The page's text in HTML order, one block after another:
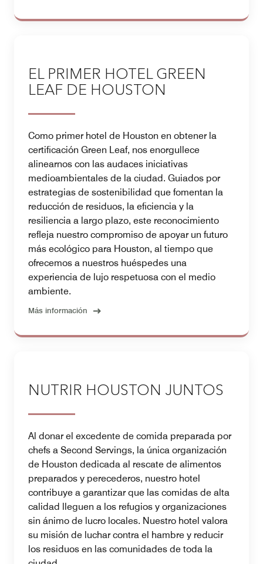
EL PRIMER HOTEL GREEN
LEAF DE HOUSTON
Como primer hotel de Houston en obtener la
certificación Green Leaf, nos enorgullece
alinearnos con las audaces iniciativas
medioambientales de la ciudad. Guiados por
estrategias de sostenibilidad que fomentan la
reducción de residuos, la eficiencia y la
resiliencia a largo plazo, este reconocimiento
refleja nuestro compromiso de apoyar un futuro
más ecológico para Houston, al tiempo que
ofrecemos a nuestros huéspedes una
experiencia de lujo respetuosa con el medio
ambiente.
Más información
NUTRIR HOUSTON JUNTOS
Al donar el excedente de comida preparada por
chefs a Second Servings, la única organización
de Houston dedicada al rescate de alimentos
preparados y perecederos, nuestro hotel
contribuye a garantizar que las comidas de alta
calidad lleguen a los refugios y organizaciones
sin ánimo de lucro locales. Nuestro hotel valora
su misión de luchar contra el hambre y reducir
los residuos en las comunidades de toda la